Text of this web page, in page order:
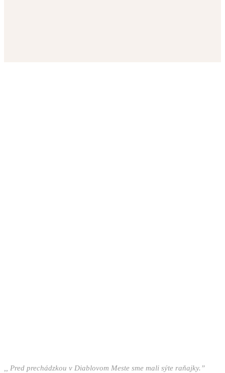
,, Pred prechádzkou v Diablovom Meste sme mali sýte raňajky.”